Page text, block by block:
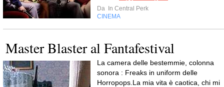
Da
In Central Perk
CINEMA
Master Blaster al Fantafestival
La camera delle bestemmie, colonna
sonora : Freaks in uniform delle
Horropops.La mia vita è caotica, chi mi